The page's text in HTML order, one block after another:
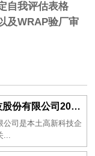
自我评估表格
及WRAP验厂审
祝贺中山蓝晨科技股份有限公司2026年一次性成功通过BSCI验厂-B级
公司是本土高新科技企
...